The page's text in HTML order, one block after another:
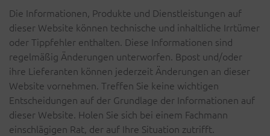
Die Informationen, Produkte und Dienstleistungen auf
dieser Website können technische und inhaltliche Irrtümer
oder Tippfehler enthalten. Diese Informationen sind
regelmäßig Änderungen unterworfen. Bpost und/oder
ihre Lieferanten können jederzeit Änderungen an dieser
Website vornehmen. Treffen Sie keine wichtigen
Entscheidungen auf der Grundlage der Informationen auf
dieser Website. Holen Sie sich bei einem Fachmann
einschlägigen Rat, der auf Ihre Situation zutrifft.